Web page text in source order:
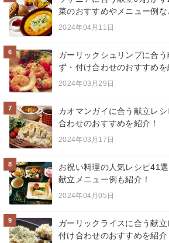
菜のおすすめやメニュー例な
2024年04月11日
6
ガーリックシュリンプに合
ず・付け合わせのおすすめを
2024年03月29日
7
カオマンガイに合う献立レ
合わせのおすすめを紹介！
2024年03月17日
8
お祝い料理の人気レシピ41
献立メニュー例も紹介！
2024年04月05日
9
ガーリックライスに合う献
付け合わせのおすすめを紹介